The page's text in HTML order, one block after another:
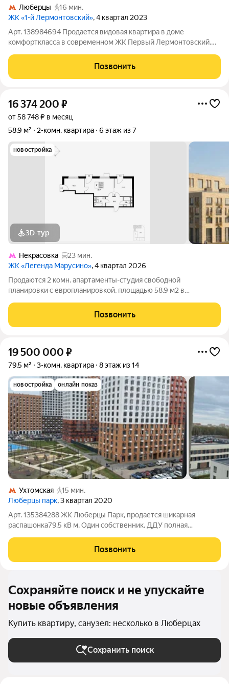
Люберцы
16 мин.
ЖК «1-й Лермонтовский», 4 квартал 2023
Арт. 138984694 Продается видовая квартира в доме
комфорткласса в современном ЖК Первый Лермонтовский.
семьи. Четыре отдельных комнаты , большая кухня , три
санузла и большая панорамная лоджия с
Позвонить
16 374 200 ₽
от 58 748 ₽ в месяц
58,9 м²
2-комн. квартира 6 этаж из 7
новостройка
3D-тур
Некрасовка
23 мин.
ЖК «Легенда Марусино», 4 квартал 2026
Продаются 2 комн. апартаменты-студия свободной
планировки с европланировкой, площадью 58.9 м2 в
транспортом от м. Некрасовка. Возможен вариант покупки с
использованием ипотечных средств, есть
Позвонить
19 500 000 ₽
79,5 м² 3-комн. квартира 8 этаж из 14
новостройка онлайн показ
Ухтомская
15 мин.
Люберцы парк, 3 квартал 2020
Арт. 135384288 ЖК Люберцы Парк, продается шикарная
распашонка79.5 кВ м. Один собственник, ДДУ полная
свободная продажа. Закрытая территория двора, двор без
машин, детская площадка с качелями и
Позвонить
Сохраняйте поиск и не упускайте
новые объявления
Купить квартиру, санузел: несколько в Люберцах
Сохранить поиск